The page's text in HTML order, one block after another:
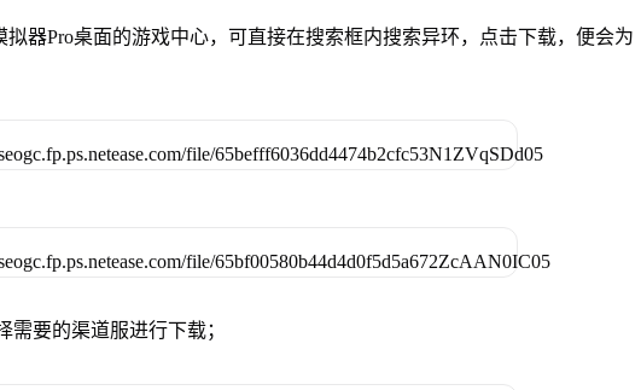
拟器Pro桌面的游戏中心，可直接在搜索框内搜索异环，点击下载，便会为
需要的渠道服进行下载；